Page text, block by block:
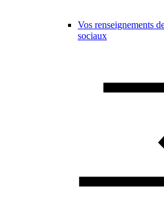
Vos renseignements
sociaux